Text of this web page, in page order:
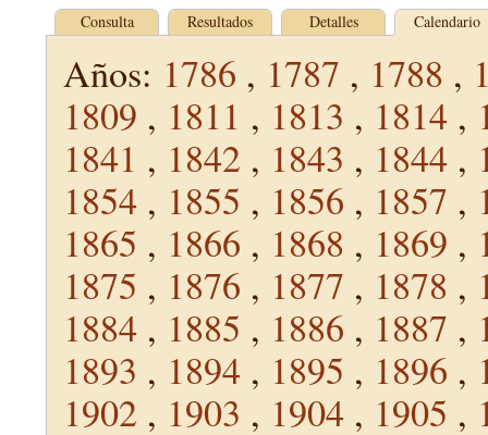
Consulta Resultados Detalles Calendario
Años: 1786 , 1787 , 1788 ,
1809 , 1811 , 1813 , 1814 ,
1841 , 1842 , 1843 , 1844 ,
1854 , 1855 , 1856 , 1857 ,
1865 , 1866 , 1868 , 1869 ,
1875 , 1876 , 1877 , 1878 ,
1884 , 1885 , 1886 , 1887 ,
1893 , 1894 , 1895 , 1896 ,
1902 , 1903 , 1904 , 1905 ,